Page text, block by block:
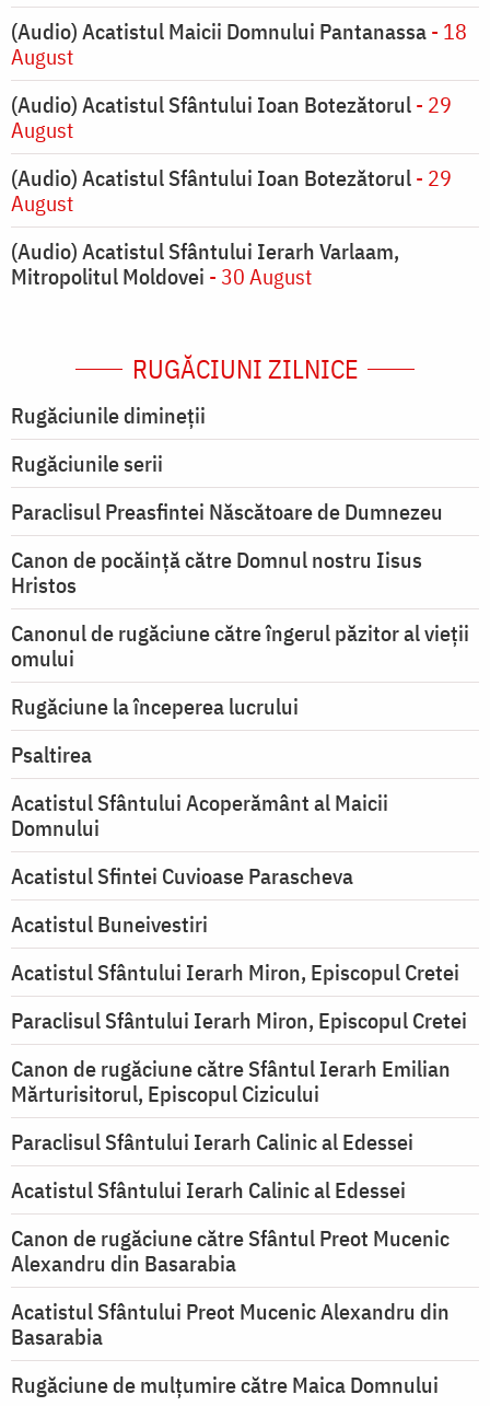
(Audio) Acatistul Maicii Domnului Pantanassa- 18
August
(Audio) Acatistul Sfântului Ioan Botezătorul- 29
August
(Audio) Acatistul Sfântului Ioan Botezătorul- 29
August
(Audio) Acatistul Sfântului Ierarh Varlaam,
Mitropolitul Moldovei - 30 August
RUGĂCIUNI ZILNICE
Rugăciunile dimineții
Rugăciunile serii
Paraclisul Preasfintei Născătoare de Dumnezeu
Canon de pocăință către Domnul nostru Iisus
Hristos
Canonul de rugăciune către îngerul păzitor al vieții
omului
Rugăciune la începerea lucrului
Psaltirea
Acatistul Sfântului Acoperământ al Maicii
Domnului
Acatistul Sfintei Cuvioase Parascheva
Acatistul Buneivestiri
Acatistul Sfântului Ierarh Miron, Episcopul Cretei
Paraclisul Sfântului Ierarh Miron, Episcopul Cretei
Canon de rugăciune către Sfântul Ierarh Emilian
Mărturisitorul, Episcopul Cizicului
Paraclisul Sfântului Ierarh Calinic al Edessei
Acatistul Sfântului Ierarh Calinic al Edessei
Canon de rugăciune către Sfântul Preot Mucenic
Alexandru din Basarabia
Acatistul Sfântului Preot Mucenic Alexandru din
Basarabia
Rugăciune de mulţumire către Maica Domnului